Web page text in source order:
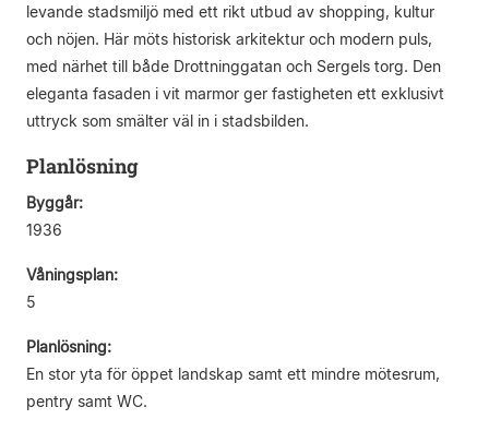
levande stadsmiljö med ett rikt utbud av shopping, kultur
och nöjen. Här möts historisk arkitektur och modern puls,
med närhet till både Drottninggatan och Sergels torg. Den
eleganta fasaden i vit marmor ger fastigheten ett exklusivt
uttryck som smälter väl in i stadsbilden.
Planlösning
Byggår:
1936
Våningsplan:
5
Planlösning:
En stor yta för öppet landskap samt ett mindre mötesrum,
pentry samt WC.